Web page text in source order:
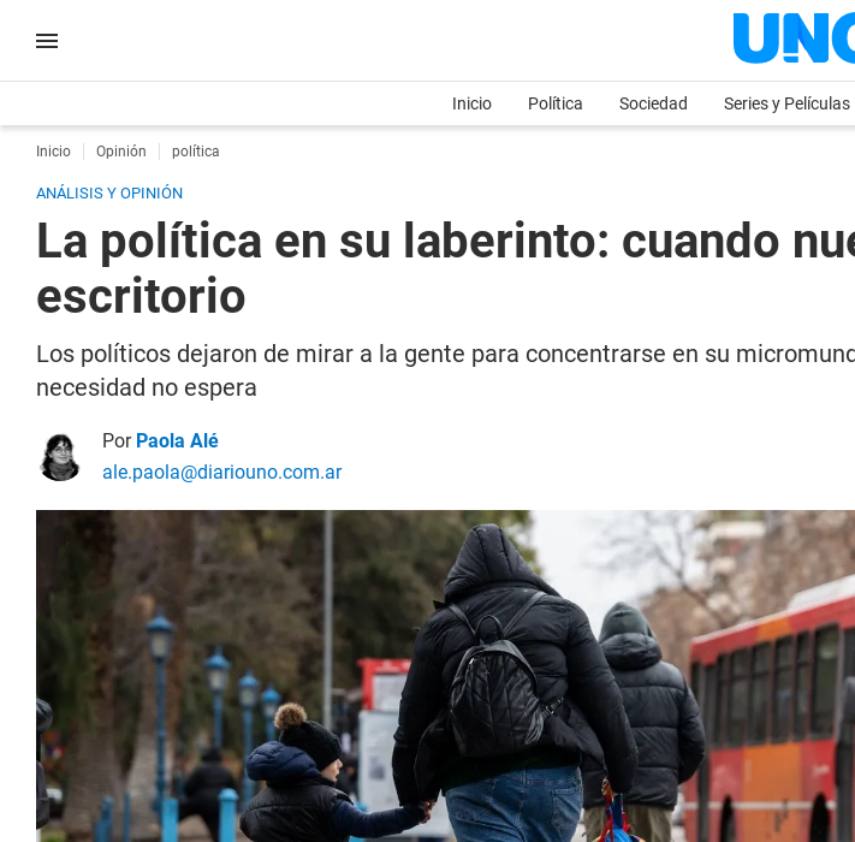
Inicio Política Sociedad Series y Películas
Inicio Opinión política
ANÁLISIS Y OPINIÓN
La política en su laberinto: cuando
escritorio
Los políticos dejaron de mirar a la gente para concentrarse en su
necesidad no espera
Por Paola Alé
ale.paola@diariouno.com.ar